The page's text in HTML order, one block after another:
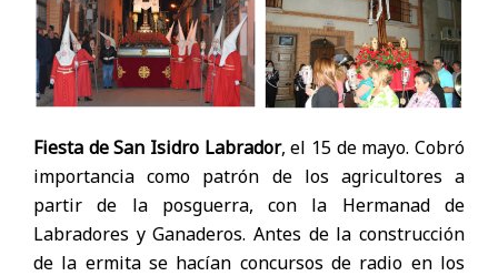
Fiesta de San Isidro Labrador, el 15 de mayo. Cobró
importancia como patrón de los agricultores a
partir de la posguerra, con la Hermanad de
Labradores y Ganaderos. Antes de la construcción
de la ermita se hacían concursos de radio en los